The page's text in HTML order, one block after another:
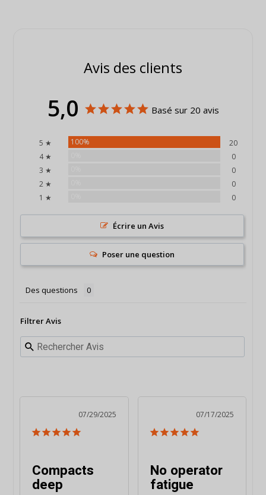
Avis des clients
5,0 Basé sur 20 avis
5 ★ 100%
20
4 ★
0
3 ★
0
2 ★
0
1 ★
0
Écrire un Avis
Poser une question
Des questions
Filtrer Avis
07/29/2025
Compacts
deep
07/17/2025
No operator
fatigue